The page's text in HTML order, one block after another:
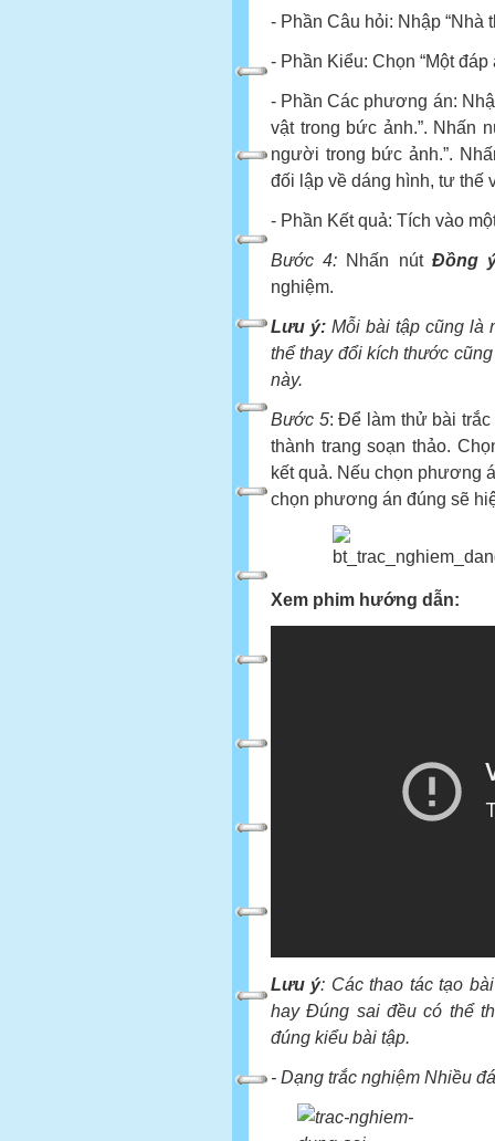
- Phần Câu hỏi: Nhập “Nhà
- Phần Kiểu: Chọn “Một đáp
- Phần Các phương án:
vật trong bức ảnh.”. Nhấn
người trong bức ảnh.”.
đối lập về dáng hình, tư thế
- Phần Kết quả: Tích vào
Bước 4: Nhấn nút Đồng
nghiệm.
Lưu ý: Mỗi bài tập cũng là
thể thay đổi kích thước
này.
Bước 5: Để làm thử bài
thành trang soạn thảo.
kết quả. Nếu chọn phương
chọn phương án đúng sẽ
Xem phim hướng dẫn:
Lưu ý: Các thao tác tạo
hay Đúng sai đều có thể
đúng kiểu bài tập.
- Dạng trắc nghiệm Nhiều